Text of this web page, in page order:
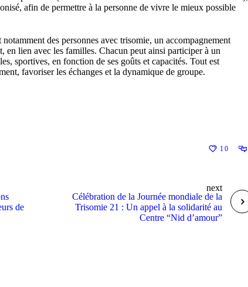
afin de permettre à la personne de vivre le mieux possible
des personnes avec trisomie, un accompagnement
en lien avec les familles. Chacun peut ainsi participer à un
sportives, en fonction de ses goûts et capacités. Tout est
favoriser les échanges et la dynamique de groupe.
10
de
Célébration de la Journée mondiale de la
Trisomie 21 : Un appel à la solidarité au
Centre “Nid d’amour”
next